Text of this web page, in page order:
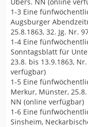
1-3 Eine
Augsburger
25.8.1863, 32. Jg. Nr.
1-4 Eine
Sonntagsblatt für
23.8. bis 13.9.1863,
verfügbar)
1-5 Eine
Merkur, Münster,
NN (online verfügbar)
1-6 Eine
Sinsheim,